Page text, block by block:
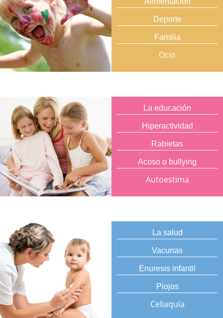
Deporte
Familia
Ocio
La educación
Hiperactividad
Rabietas
Acoso o bullying
Autoestima
La salud
Vacunas
Enuresis infantil
Piojos
Celiaquía